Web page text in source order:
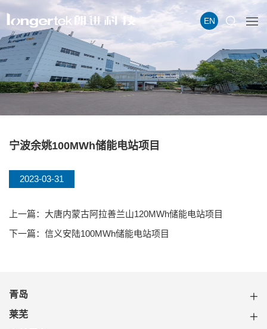
EN
宁波余姚100MWh储能电站项目
2023-03-31
上一篇：大唐内蒙古阿拉善兰山120MWh储能电站项目
下一篇：信义安陆100MWh储能电站项目
青岛
莱芜